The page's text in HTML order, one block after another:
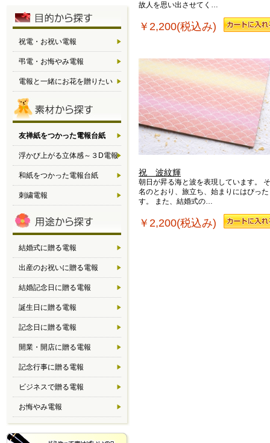
故人を思い出させてく…
￥2,200(税込み)
祝 波紋輝
朝日が昇る海と波を表現しています。
名のとおり、旅立ち、始まりにはぴっ
す。 また、結婚式の…
￥2,200(税込み)
祝電・お祝い電報
弔電・お悔やみ電報
電報と一緒にお花を贈りたい
友禅紙をつかった電報台紙
浮かび上がる立体感～３D電報
和紙をつかった電報台紙
刺繍電報
結婚式に贈る電報
出産のお祝いに贈る電報
結婚記念日に贈る電報
誕生日に贈る電報
記念日に贈る電報
開業・開店に贈る電報
記念行事に贈る電報
ビジネスで贈る電報
お悔やみ電報